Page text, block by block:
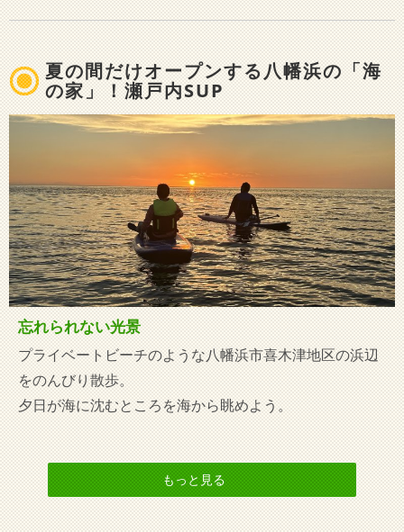
夏の間だけオープンする八幡浜の「海
の家」！瀬戸内SUP
忘れられない光景
プライベートビーチのような八幡浜市喜木津地区の浜辺
をのんびり散歩。
夕日が海に沈むところを海から眺めよう。
もっと見る